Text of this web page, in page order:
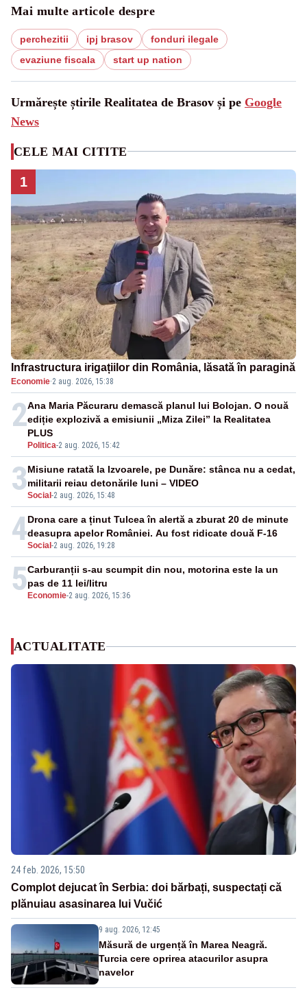
Mai multe articole despre
perchezitii ipj brasov
fonduri ilegale
evaziune fiscala
start up nation
Urmărește știrile Realitatea de Brasov și pe Google
News
CELE MAI CITITE
1
Infrastructura irigațiilor din România, lăsată în paragină
Economie·2 aug. 2026, 15:38
2
Politica-2 aug. 2026, 15:42
Ana Maria Păcuraru demască planul lui Bolojan. O nouă
ediție explozivă a emisiunii „Miza Zilei” la Realitatea
PLUS
3Social -2 aug. 2026, 15:48
Misiune ratată la Izvoarele, pe Dunăre: stânca nu a cedat,
militarii reiau detonările luni – VIDEO
4Social -2 aug. 2026, 19:28
Drona care a ținut Tulcea în alertă a zburat 20 de minute
deasupra apelor României. Au fost ridicate două F-16
5 Economie-2 aug. 2026, 15:36
Carburanții s-au scumpit din nou, motorina este la un
pas de 11 lei/litru
ACTUALITATE
24 feb. 2026, 15:50
Complot dejucat în Serbia: doi bărbați, suspectați că
plănuiau asasinarea lui Vučić
9 aug. 2026, 12:45
Măsură de urgență în Marea Neagră.
Turcia cere oprirea atacurilor asupra
navelor